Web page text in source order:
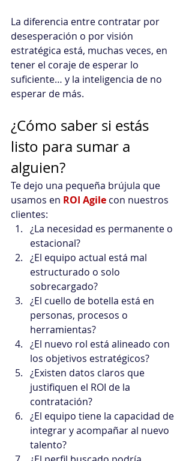
La diferencia entre contratar por
desesperación o por visión
estratégica está, muchas veces, en
tener el coraje de esperar lo
suficiente… y la inteligencia de no
esperar de más.
¿Cómo saber si estás
listo para sumar a
alguien?
Te dejo una pequeña brújula que
usamos en ROI Agile con nuestros
clientes:
¿La necesidad es permanente o
estacional?
¿El equipo actual está mal
estructurado o solo
sobrecargado?
¿El cuello de botella está en
personas, procesos o
herramientas?
¿El nuevo rol está alineado con
los objetivos estratégicos?
¿Existen datos claros que
justifiquen el ROI de la
contratación?
¿El equipo tiene la capacidad de
integrar y acompañar al nuevo
talento?